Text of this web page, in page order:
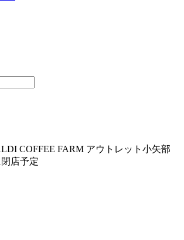
COFFEE FARM アウトレット小矢部
店予定